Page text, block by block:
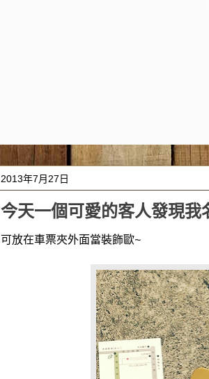
2013年7月27日
今天一個可愛的客人發現我
可放在車票夾外面當裝飾歐~